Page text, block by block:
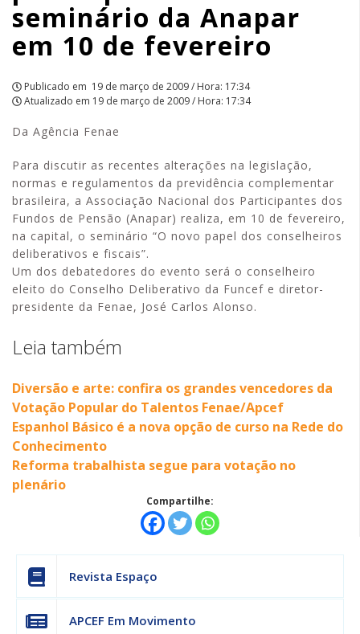
fevereiro
|
APCEF/SP
seminário da Anapar
em 10 de fevereiro
Publicado em 19 de março de 2009 / Hora: 17:34
Atualizado em 19 de março de 2009 / Hora: 17:34
Da Agência Fenae
Para discutir as recentes alterações na legislação,
normas e regulamentos da previdência complementar
brasileira, a Associação Nacional dos Participantes dos
Fundos de Pensão (Anapar) realiza, em 10 de fevereiro,
na capital, o seminário “O novo papel dos conselheiros
deliberativos e fiscais”.
Um dos debatedores do evento será o conselheiro
eleito do Conselho Deliberativo da Funcef e diretor-
presidente da Fenae, José Carlos Alonso.
Leia também
Diversão e arte: confira os grandes vencedores da
Votação Popular do Talentos Fenae/Apcef
Espanhol Básico é a nova opção de curso na Rede do
Conhecimento
Reforma trabalhista segue para votação no
plenário
Compartilhe:
Revista Espaço
APCEF Em Movimento